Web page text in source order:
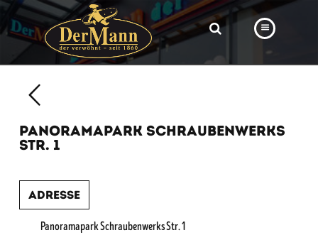
BÄCKEREI
NEWS
PANORAMAPARK SCHRAUBENWERKS
STR. 1
Adresse
Panoramapark Schraubenwerks Str. 1